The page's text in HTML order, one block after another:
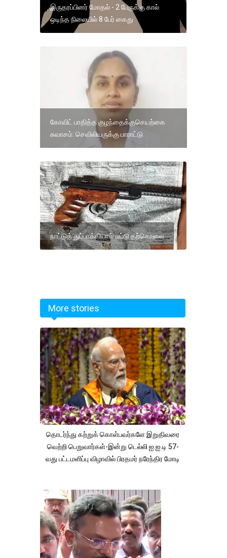
இருதரப்பினர் மோதல் - 2 பேருக்கு கால்
ஒடிந்த நிலையில் 8 பேர் கைது
கோவிட் பாதித்த குழந்தைக்குசெயற்கை
சுவாசம்: செவிலியருக்கு பாராட்டு
நாட்டுத் துப்பாக்கியால் சுட்டு தற்கொலை
More stories
தொடர்ந்து கற்றுக் கொள்பவர்களே இறுதிவரை
வெற்றி பெறுவார்கள்-இன்று டெல்லி ஐ.ஐ.டி 57-
வது பட்டமளிப்பு விழாவில் பிரதமர் நரேந்திர மோடி